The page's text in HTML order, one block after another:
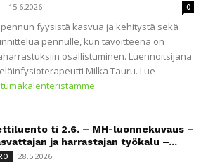
- 15.6.2026 0
fyysistä kasvua ja kehitystä sekä
pennulle, kun tavoitteena on
osallistuminen. Luennoitsijana
Milka Tauru. Lue
.
ti 2.6. – MH-luonnekuvaus –
ja harrastajan työkalu –...
28.5.2026